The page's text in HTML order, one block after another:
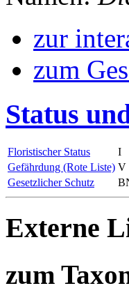
zur
zum
Status
Floristischer Status I
Gefährdung (Rote Liste) V
Gesetzlicher Schutz
Externe
zum